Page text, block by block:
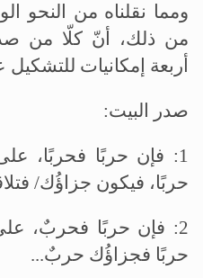
ومما نقلناه من النحو
من ذلك، أنّ كلّا من
أربعة إمكانيات للتشكيل
صدر البيت:
1: فإن حربًا فحربًا،
حربًا، فيكون جزاؤُك/
2: فإن حربًا فحربٌ،
حربًا فجزاؤُك حربٌ...